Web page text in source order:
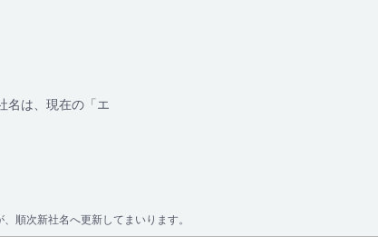
名は、現在の「エ
順次新社名へ更新してまいります。